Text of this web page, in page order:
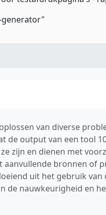
van diverse
de output van een tool
zijn en dienen met
bronnen of
uit het gebruik van
de nauwkeurigheid en